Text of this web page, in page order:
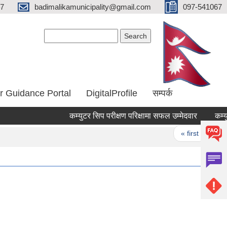
badimalikamunicipality@gmail.com 097-541067
Guidance Portal DigitalProfile सम्पर्क
कम्युटर सिप परीक्षण परिक्षामा सफल उम्मेदवार
« first ‹